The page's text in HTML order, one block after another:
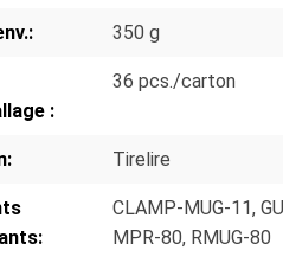
350 g
:
36 pcs./carton
Tirelire
CLAMP-MUG-11,
MPR-80, RMUG-80